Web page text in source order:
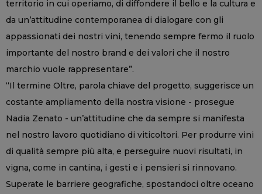
territorio in cui operiamo, di diffondere il bello e la cultura e
da un’attitudine contemporanea di dialogare con gli
appassionati dei nostri vini, tenendo sempre fermo il ruolo
importante del nostro brand e dei valori che il nostro
marchio vuole rappresentare”.
“Il termine Oltre, parola chiave del progetto, suggerisce un
costante ampliamento della nostra visione - prosegue
Nadia Zenato - un’attitudine che da sempre si manifesta
nel nostro lavoro quotidiano di viticoltori. Per produrre vini
di qualità sempre più alta, e perseguire nuovi risultati, in
vigna, come in cantina, i gesti e i pensieri si rinnovano.
Superate le barriere geografiche, spostandoci oltre oceano